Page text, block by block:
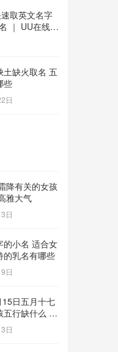
取英文名字
｜ UU在线工
土缺火取名 五
些
日
降有关的女孩
雅大气
日
的小名 适合女
的乳名有哪些
日
日五月十七
五行缺什么 补
荐
日